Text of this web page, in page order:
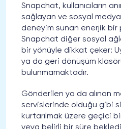
Snapchat, kullanıcıların
sağlayan ve sosyal
deneyim sunan enerjik bir
Snapchat diğer sosyal
bir yönüyle dikkat çeker:
ya da geri dönüşüm
bulunmamaktadır.
Gönderilen ya da alınan
servislerinde olduğu gibi
kurtarılmak üzere geçici